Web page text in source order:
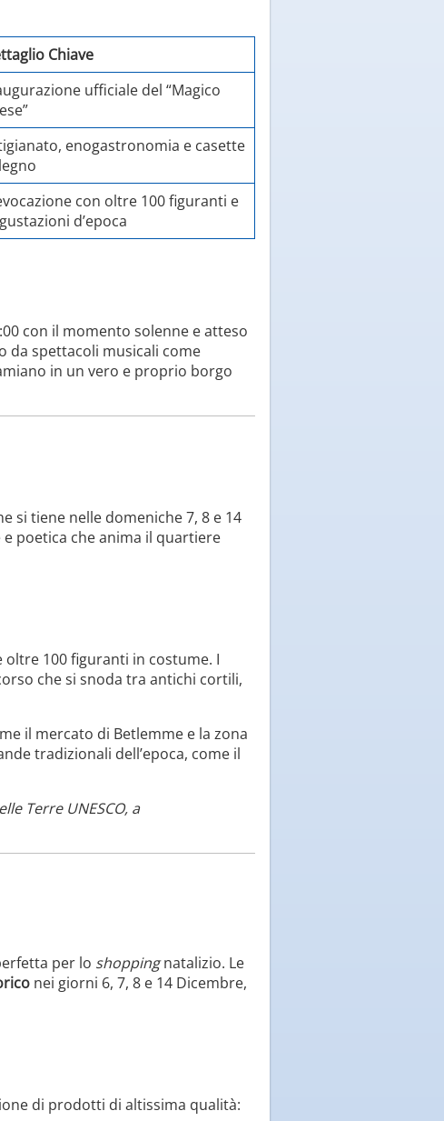
Chiave
ufficiale del “Magico
enogastronomia e casette
con oltre 100 figuranti e
d’epoca
con il momento solenne e atteso
da spettacoli musicali come
in un vero e proprio borgo
si tiene nelle domeniche 7, 8 e 14
poetica che anima il quartiere
oltre 100 figuranti in costume. I
che si snoda tra antichi cortili,
il mercato di Betlemme e la zona
tradizionali dell’epoca, come il
Terre UNESCO, a
per lo shoppingnatalizio. Le
nei giorni 6, 7, 8 e 14 Dicembre,
di prodotti di altissima qualità: